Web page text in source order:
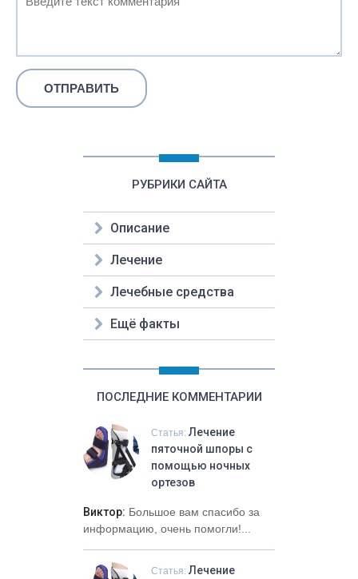
РУБРИКИ САЙТА
Описание
Лечение
Лечебные средства
Ещё факты
ПОСЛЕДНИЕ КОММЕНТАРИИ
Статья: Лечение
пяточной шпоры с
помощью ночных
ортезов
Виктор: Большое вам спасибо за
информацию, очень помогли!...
Статья: Лечение